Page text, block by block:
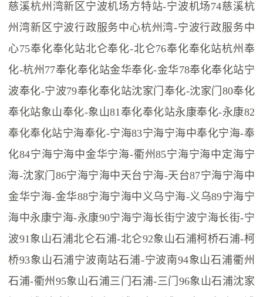
慈溪杭州湾新区宁波机场方特站-宁波机场74慈溪杭
州湾新区宁波行政服务中心杭州湾-宁波行政服务中
心75奉化奉化站北仑奉化-北仑76奉化奉化站杭州奉
化-杭州77奉化奉化站金华奉化-金华78奉化奉化站宁
波奉化-宁波79奉化奉化站沈家门奉化-沈家门80奉化
奉化站象山奉化-象山81奉化奉化站永康奉化-永康82
奉化奉化站宁海奉化-宁海83宁海宁海中奉化宁海-奉
化84宁海宁海中金华宁海-衢州85宁海宁海中定海宁
海-沈家门86宁海宁海中天台宁海-天台87宁海宁海中
金华宁海-金华88宁海宁海中义乌宁海-义乌89宁海宁
海中永康宁海-永康90宁海宁海长街宁波宁海长街-宁
波91象山石浦北仑石浦-北仑92象山石浦柯桥石浦-柯
桥93象山石浦宁波南站石浦-宁波南94象山石浦衢州
石浦-衢州95象山石浦三门石浦-三门96象山石浦沈家